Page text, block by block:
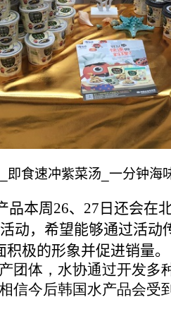
即食速冲紫菜汤 一分钟海
品本周 26、 27 日还会在
动，希望能够通过活动
积极的形象并促进销量。
团体，水协通过开发多
信今后韩国水产品会受